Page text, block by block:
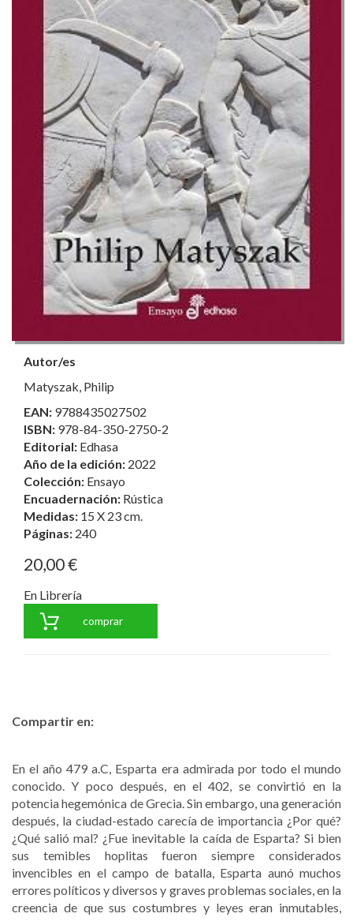
Autor/es
Matyszak, Philip
EAN: 9788435027502
ISBN: 978-84-350-2750-2
Editorial: Edhasa
Año de la edición: 2022
Colección: Ensayo
Encuadernación: Rústica
Medidas: 15 X 23 cm.
Páginas: 240
20,00 €
En Librería
comprar
Compartir en:
En el año 479 a.C, Esparta era admirada por todo el mundo
conocido. Y poco después, en el 402, se convirtió en la
potencia hegemónica de Grecia. Sin embargo, una generación
después, la ciudad-estado carecía de importancia ¿Por qué?
¿Qué salió mal? ¿Fue inevitable la caída de Esparta? Si bien
sus temibles hoplitas fueron siempre considerados
invencibles en el campo de batalla, Esparta aunó muchos
errores políticos y diversos y graves problemas sociales, en la
creencia de que sus costumbres y leyes eran inmutables,